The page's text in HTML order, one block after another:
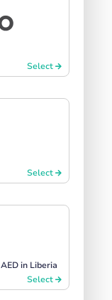
Select
Select
in Liberia
Select